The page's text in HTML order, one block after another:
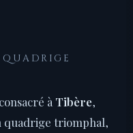
QUADRIGE
àTibère,
quadrige triomphal,